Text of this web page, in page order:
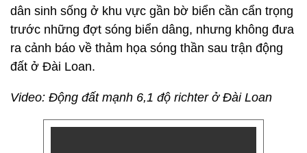
dân sinh sống ở khu vực gần bờ biển cần cẩn trọng
trước những đợt sóng biển dâng, nhưng không đưa
ra cảnh báo về thảm họa sóng thần sau trận động
đất ở Đài Loan.
Video: Động đất mạnh 6,1 độ richter ở Đài Loan